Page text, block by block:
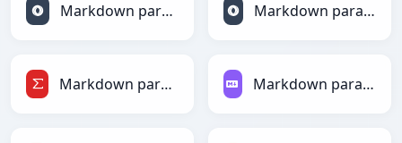
Markdown para JSON Markdown para JSONLines
Markdown para LaTeX Markdown para Markdown